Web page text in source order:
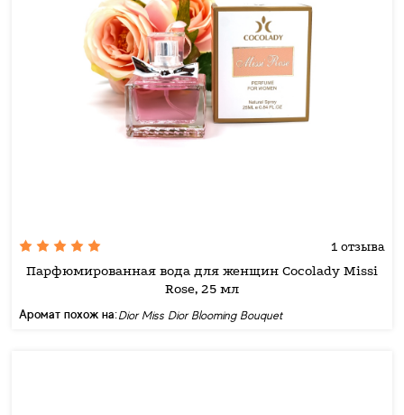
1 отзыва
Парфюмированная вода для женщин Cocolady Missi
Rose, 25 мл
Аромат похож на:Dior Miss Dior Blooming Bouquet